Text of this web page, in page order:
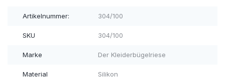
Artikelnummer: 304/100
SKU 304/100
Marke Der Kleiderbügelriese
Material Silikon